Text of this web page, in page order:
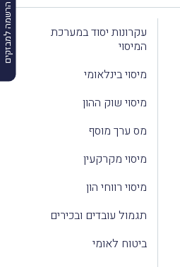
הרשמה למבזקים
עקרונות יסוד במערכת
המיסוי
מיסוי בינלאומי
מיסוי שוק ההון
מס ערך מוסף
מיסוי מקרקעין
מיסוי רווחי הון
תגמול עובדים ובכירים
ביטוח לאומי